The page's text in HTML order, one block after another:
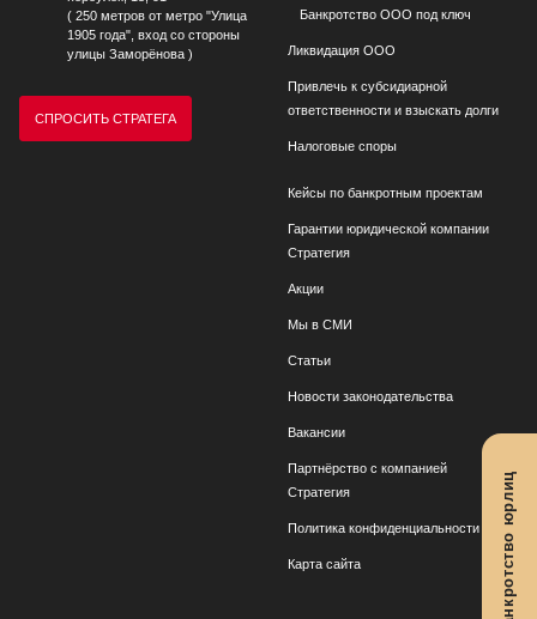
( 250 метров от метро "Улица
1905 года", вход со стороны
улицы Заморёнова )
СПРОСИТЬ СТРАТЕГА
Банкротство ООО под ключ
Ликвидация ООО
Привлечь к субсидиарной
ответственности и взыскать долги
Налоговые споры
Кейсы по банкротным проектам
Гарантии юридической компании
Стратегия
Акции
Мы в СМИ
Статьи
Новости законодательства
Вакансии
Партнёрство с компанией
Стратегия
Политика конфиденциальности
Карта сайта Банкротство юрлиц